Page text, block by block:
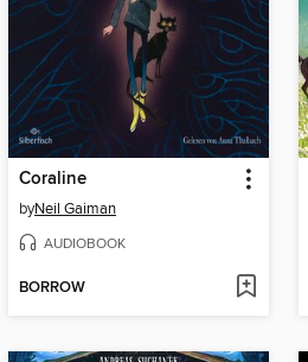
Coraline
byNeil Gaiman
AUDIOBOOK
BORROW